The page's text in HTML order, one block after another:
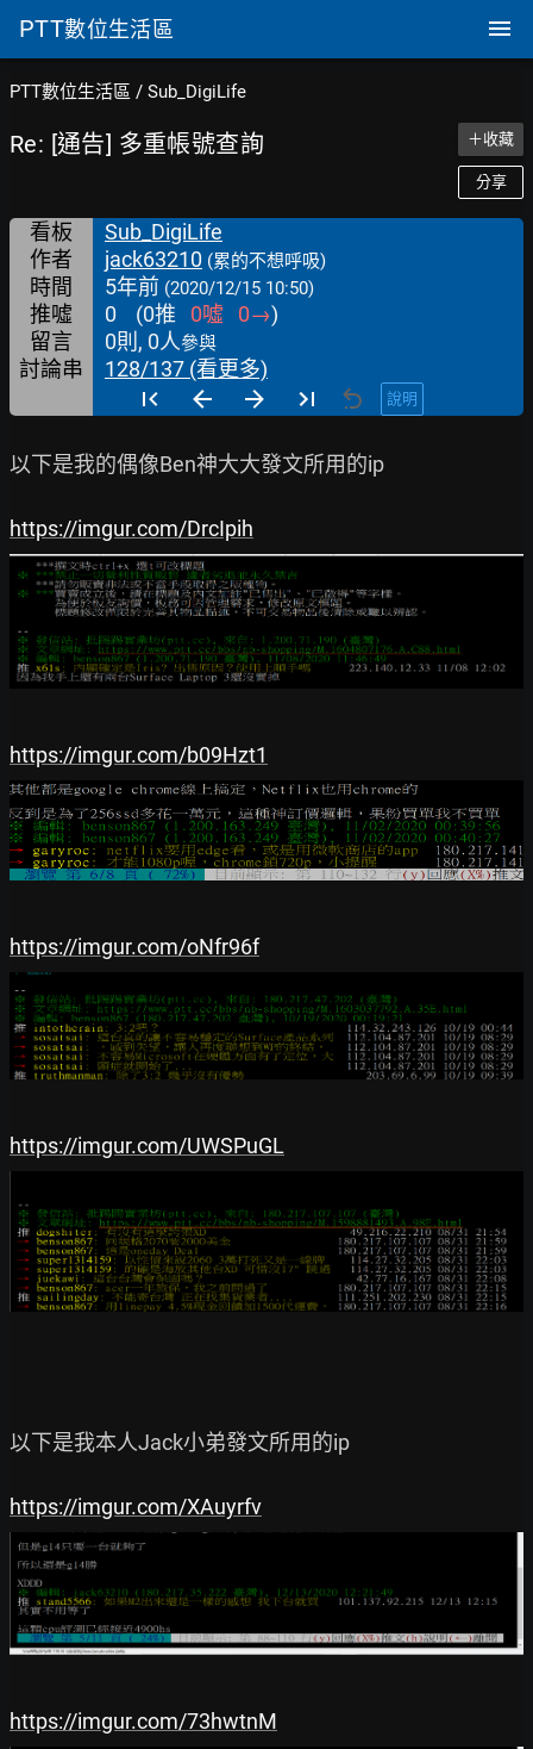
PTT數位生活區
PTT數位生活區 / Sub_DigiLife
Re: [通告] 多重帳號查詢 ＋收藏
分享
看板
Sub_DigiLife
作者
jack63210 (累的不想呼吸)
時間 5年前 (2020/12/15 10:50)
推噓 0 (0推 0噓 0→)
留言
0則, 0人參與
討論串 128/137 (看更多)
說明
以下是我的偶像Ben神大大發文所用的ip
https://imgur.com/DrcIpih
https://imgur.com/b09Hzt1
https://imgur.com/oNfr96f
https://imgur.com/UWSPuGL
以下是我本人Jack小弟發文所用的ip
https://imgur.com/XAuyrfv
https://imgur.com/73hwtnM